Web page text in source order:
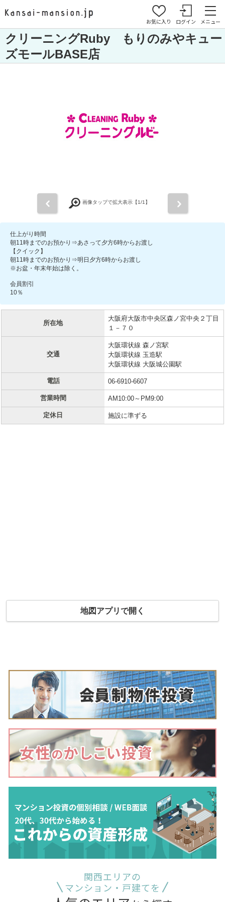
お気に入り ログイン メニュー
クリーニングRuby もりのみやキュー
ズモールBASE店
画像タップで拡大表示【1/1】
仕上がり時間
朝11時までのお預かり⇒あさって夕方6時からお渡し
【クイック】
朝11時までのお預かり⇒明日夕方6時からお渡し
※お盆・年末年始は除く。
会員割引
10％
所在地
大阪府大阪市中央区森ノ宮中央２丁目
１－７０
交通
大阪環状線 森ノ宮駅
大阪環状線 玉造駅
大阪環状線 大阪城公園駅
電話 06-6910-6607
営業時間 AM10:00～PM9:00
定休日 施設に準ずる
地図アプリで開く
関西エリアの
マンション・戸建てを